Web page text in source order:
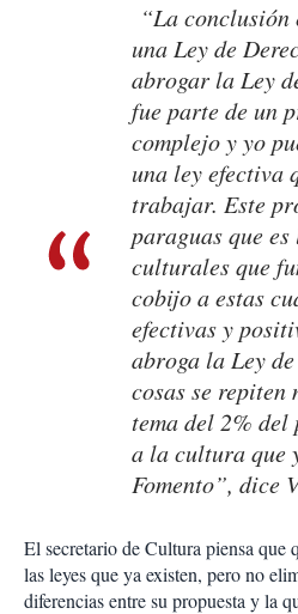
“La conclusión
una Ley de
abrogar la Ley
fue parte de un
complejo y yo
una ley efectiva
trabajar. Este
paraguas que
culturales que
cobijo a estas
efectivas y
abroga la Ley
cosas se repiten
tema del 2% del
a la cultura que
Fomento”, dice
El secretario de Cultura piensa que
las leyes que ya existen, pero no
diferencias entre su propuesta y la